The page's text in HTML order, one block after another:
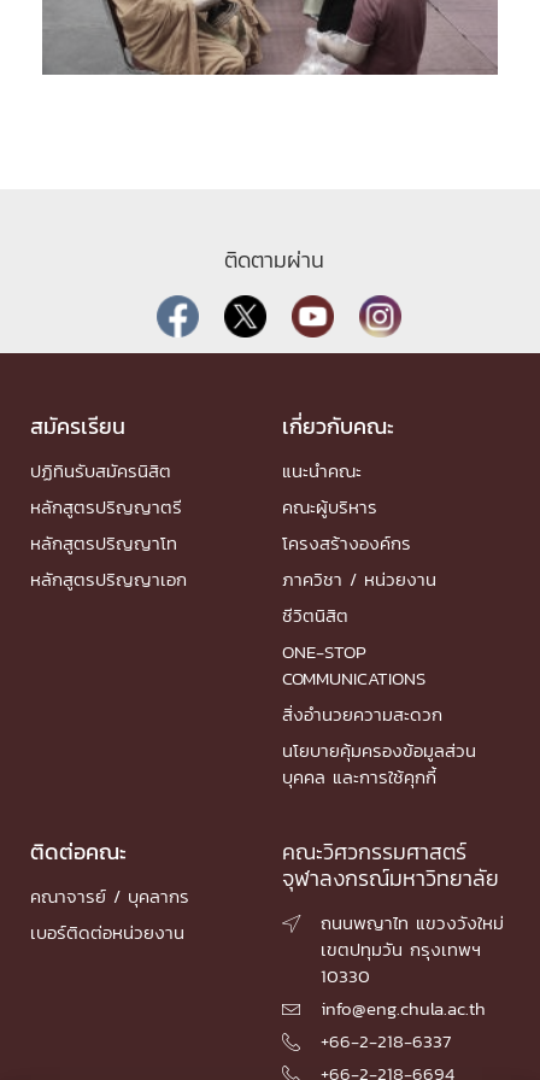
ติดตามผ่าน
สมัครเรียน
ปฏิทินรับสมัครนิสิต
หลักสูตรปริญญาตรี
หลักสูตรปริญญาโท
หลักสูตรปริญญาเอก
เกี่ยวกับคณะ
แนะนำคณะ
คณะผู้บริหาร
โครงสร้างองค์กร
ภาควิชา / หน่วยงาน
ชีวิตนิสิต
ONE-STOP
COMMUNICATIONS
สิ่งอำนวยความสะดวก
นโยบายคุ้มครองข้อมูลส่วน
บุคคล และการใช้คุกกี้
ติดต่อคณะ
คณาจารย์ / บุคลากร
เบอร์ติดต่อหน่วยงาน
คณะวิศวกรรมศาสตร์
จุฬาลงกรณ์มหาวิทยาลัย

ถนนพญาไท แขวงวังใหม่
เขตปทุมวัน กรุงเทพฯ
10330
 info@eng.chula.ac.th
 +66-2-218-6337
 +66-2-218-6694